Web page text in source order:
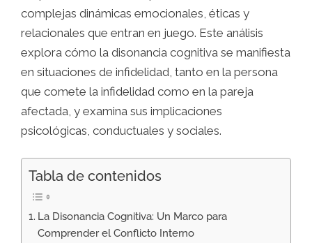
complejas dinámicas emocionales, éticas y
relacionales que entran en juego. Este análisis
explora cómo la disonancia cognitiva se manifiesta
en situaciones de infidelidad, tanto en la persona
que comete la infidelidad como en la pareja
afectada, y examina sus implicaciones
psicológicas, conductuales y sociales.
Tabla de contenidos
La Disonancia Cognitiva: Un Marco para
Comprender el Conflicto Interno